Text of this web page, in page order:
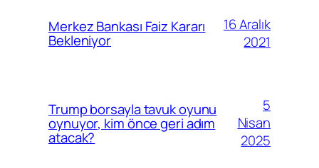
Merkez Bankası Faiz Kararı
Bekleniyor
16 Aralık
2021
Trump borsayla tavuk oyunu
oynuyor, kim önce geri adım
atacak?
5
Nisan
2025